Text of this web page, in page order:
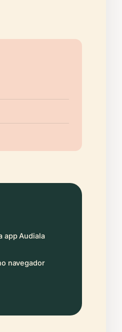
app Audiala
navegador